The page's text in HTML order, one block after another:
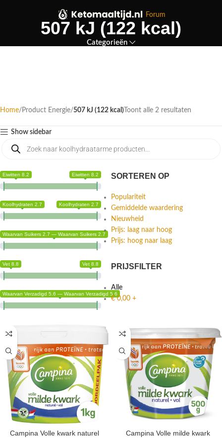
Forum
507 kJ (122 kcal)
Categorieën
Home Product Energie 507 kJ (122 kcal) Toont alle 2 resultaten
Show sidebar
Eiwitten 8.2 Eiwitten 8.2
Koolhydraten 2.7 Koolhydraten 2.7
Waarvan Suikers 2.7 — Waarvan Suikers 2.7
Vet 8.8 Vet 8.8
Waarvan Verzadigd 5.6 — Waarvan Verzadigd 5.6
SORTEREN OP
Populariteit
Gemiddelde waardering
Nieuwheid
Prijs: laag naar hoog
Prijs: hoog naar laag
PRIJSFILTER
Alle
€0,00 +
Campina Volle kwark naturel Campina Volle milde kwark